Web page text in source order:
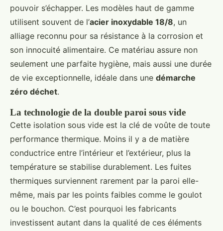
pouvoir s’échapper. Les modèles haut de gamme
utilisent souvent de l’acier inoxydable 18/8, un
alliage reconnu pour sa résistance à la corrosion et
son innocuité alimentaire. Ce matériau assure non
seulement une parfaite hygiène, mais aussi une durée
de vie exceptionnelle, idéale dans une démarche
zéro déchet.
La technologie de la double paroi sous vide
Cette isolation sous vide est la clé de voûte de toute
performance thermique. Moins il y a de matière
conductrice entre l’intérieur et l’extérieur, plus la
température se stabilise durablement. Les fuites
thermiques surviennent rarement par la paroi elle-
même, mais par les points faibles comme le goulot
ou le bouchon. C’est pourquoi les fabricants
investissent autant dans la qualité de ces éléments